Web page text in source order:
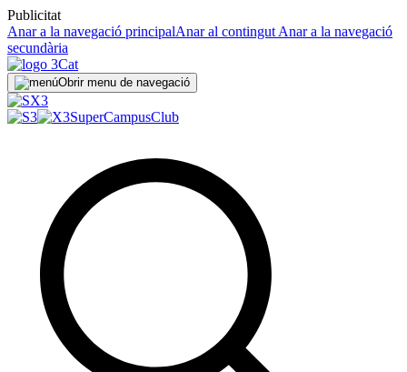
Publicitat
Anar a la navegació principalAnar al contingut Anar a la navegació
secundària
Obrir menu de navegació
SuperCampusClub